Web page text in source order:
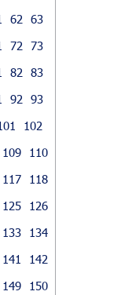
62
63
72
73
82
83
92
93
102
109
110
117
118
125
126
133
134
141
142
149
150